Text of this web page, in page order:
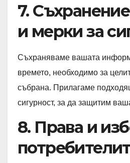
7.
и мерки за
Съхраняваме вашата
времето, необходимо за
събрана. Прилагаме
сигурност, за да защитим
8. Права и